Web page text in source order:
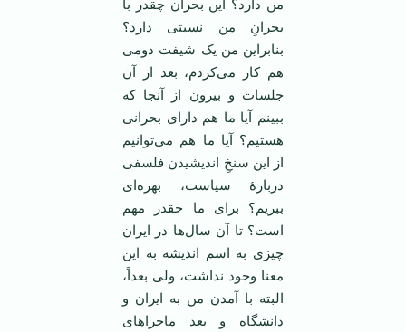
من دارد؟ این بحران چقدر با
بحرانِ من نسبتی دارد؟
بنابراین من یک شیفت دومی
هم کار می‌کردم، بعد از آن
جلسات و بیرون از آنجا که
ببینم آیا ما هم دارای بحرانی
هستیم؟ آیا ما هم می‌توانیم
از این سنخِ اندیشیدن فلسفی
دربارۀ سیاست، بهره‌ای
ببریم؟ برای ما چقدر مهم
است؟ تا آن سال‌ها در ایران
چیزی به اسم اندیشه به این
معنا وجود نداشت، ولی بعداً،
البته با آمدن من به ایران و
دانشگاه و بعد ماجراهای